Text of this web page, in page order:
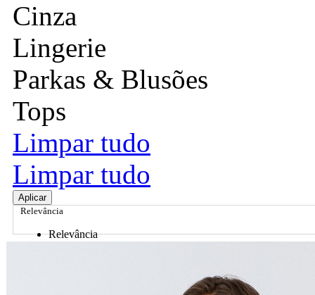
Cinza
Lingerie
Parkas & Blusões
Tops
Limpar tudo
Limpar tudo
Aplicar
Relevância
Relevância